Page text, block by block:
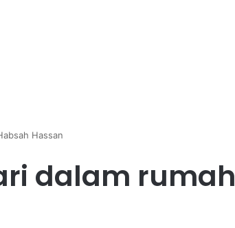
Hassan
dalam